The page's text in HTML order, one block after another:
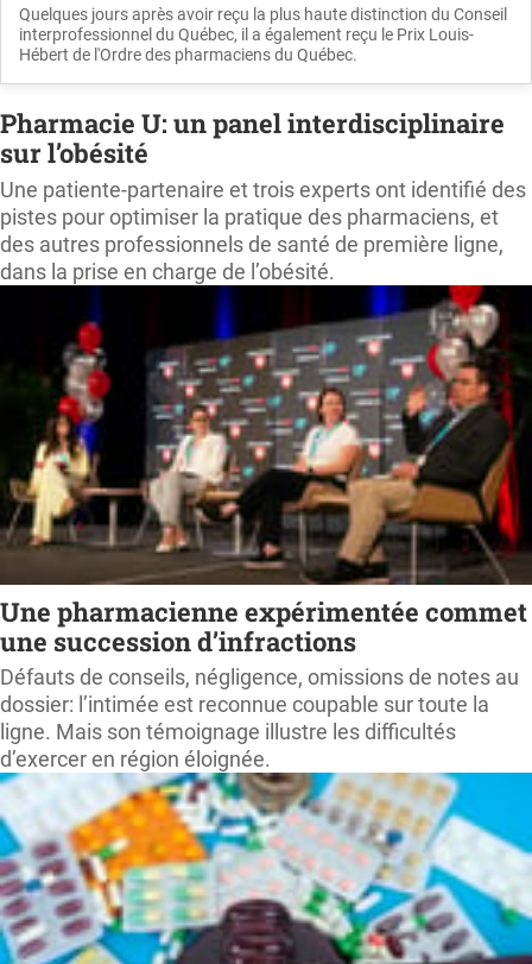
Quelques jours après avoir reçu la plus haute distinction du Conseil
interprofessionnel du Québec, il a également reçu le Prix Louis-
Hébert de l'Ordre des pharmaciens du Québec.
Pharmacie U: un panel interdisciplinaire
sur l’obésité
Une patiente-partenaire et trois experts ont identifié des
pistes pour optimiser la pratique des pharmaciens, et
des autres professionnels de santé de première ligne,
dans la prise en charge de l’obésité.
Une pharmacienne expérimentée commet
une succession d’infractions
Défauts de conseils, négligence, omissions de notes au
dossier: l’intimée est reconnue coupable sur toute la
ligne. Mais son témoignage illustre les difficultés
d’exercer en région éloignée.